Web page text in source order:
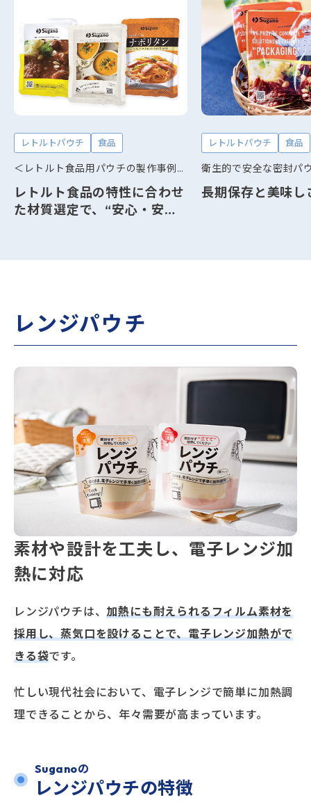
レトルトパウチ 食品
＜レトルト食品用パウチの製作事例＞ 耐熱・バリア性・長期保存に適した包材設計
レトルト食品の特性に合わせ
た材質選定で、“安心・安
レトルトパウチ 食品
長期保存と美味し
レンジパウチ
素材や設計を工夫し、電子レンジ加
熱に対応
レンジパウチは、加熱にも耐えられるフィルム素材を
採用し、蒸気口を設けることで、電子レンジ加熱がで
きる袋です。
忙しい現代社会において、電子レンジで簡単に加熱調
理できることから、年々需要が高まっています。
Suganoの
レンジパウチの特徴